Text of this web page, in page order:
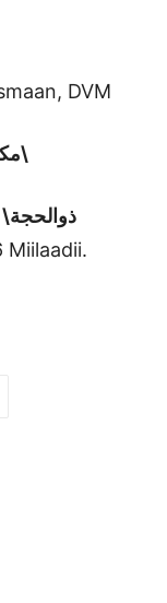
DVM
مكة المكرمة\
ذوالحجة\
Miilaadii.